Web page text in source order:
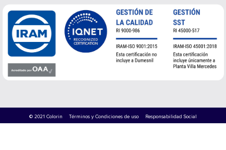
© 2021 Colorin Términos y Condiciones de uso Responsabilidad Social